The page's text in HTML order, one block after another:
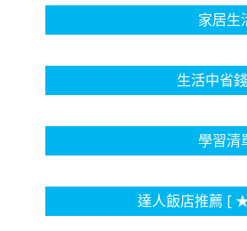
家居生
生活中省
學習清
達人飯店推薦 [